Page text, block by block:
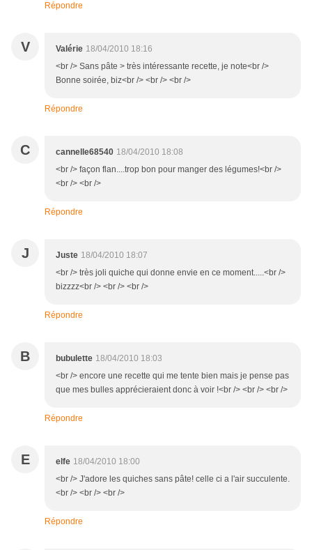
Répondre
V Valérie 18/04/2010 18:16
<br /> Sans pâte > très intéressante recette, je note<br />
Bonne soirée, biz<br /> <br /> <br />
Répondre
C cannelle68540 18/04/2010 18:08
<br /> façon flan....trop bon pour manger des légumes!<br />
<br /> <br />
Répondre
J Juste 18/04/2010 18:07
<br /> très joli quiche qui donne envie en ce moment.....<br />
bizzzz<br /> <br /> <br />
Répondre
B bubulette 18/04/2010 18:03
<br /> encore une recette qui me tente bien mais je pense pas
que mes bulles apprécieraient donc à voir !<br /> <br /> <br />
Répondre
E elfe 18/04/2010 18:00
<br /> J'adore les quiches sans pâte! celle ci a l'air succulente.
<br /> <br /> <br />
Répondre